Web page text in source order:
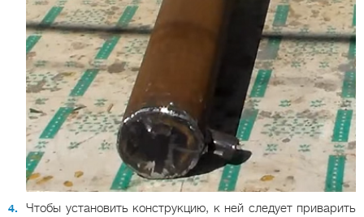
Чтобы установить конструкцию, к ней следует приварить